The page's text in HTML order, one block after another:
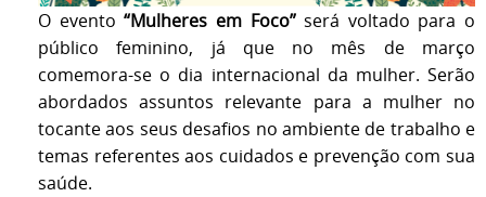
O evento “Mulheres em Foco”será voltado para o
público feminino, já que no mês de março
comemora-se o dia internacional da mulher. Serão
abordados assuntos relevante para a mulher no
tocante aos seus desafios no ambiente de trabalho e
temas referentes aos cuidados e prevenção com sua
saúde.